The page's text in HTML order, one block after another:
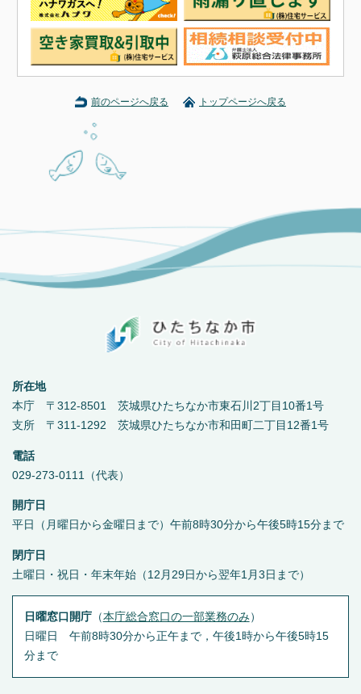
前のページへ戻る トップページへ戻る
所在地
本庁 〒312-8501 茨城県ひたちなか市東石川2丁目10番1号
支所 〒311-1292 茨城県ひたちなか市和田町二丁目12番1号
電話
029-273-0111（代表）
開庁日
平日（月曜日から金曜日まで）午前8時30分から午後5時15分まで
閉庁日
土曜日・祝日・年末年始（12月29日から翌年1月3日まで）
日曜窓口開庁（本庁総合窓口の一部業務のみ ）
日曜日 午前8時30分から正午まで，午後1時から午後5時15
分まで